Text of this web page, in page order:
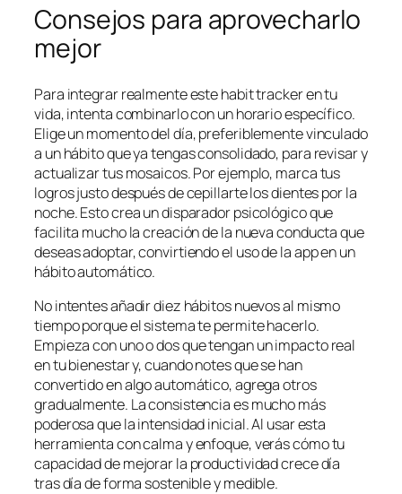
Consejos para aprovecharlo
mejor
Para integrar realmente este habit tracker en tu
vida, intenta combinarlo con un horario específico.
Elige un momento del día, preferiblemente vinculado
a un hábito que ya tengas consolidado, para revisar y
actualizar tus mosaicos. Por ejemplo, marca tus
logros justo después de cepillarte los dientes por la
noche. Esto crea un disparador psicológico que
facilita mucho la creación de la nueva conducta que
deseas adoptar, convirtiendo el uso de la app en un
hábito automático.
No intentes añadir diez hábitos nuevos al mismo
tiempo porque el sistema te permite hacerlo.
Empieza con uno o dos que tengan un impacto real
en tu bienestar y, cuando notes que se han
convertido en algo automático, agrega otros
gradualmente. La consistencia es mucho más
poderosa que la intensidad inicial. Al usar esta
herramienta con calma y enfoque, verás cómo tu
capacidad de mejorar la productividad crece día
tras día de forma sostenible y medible.